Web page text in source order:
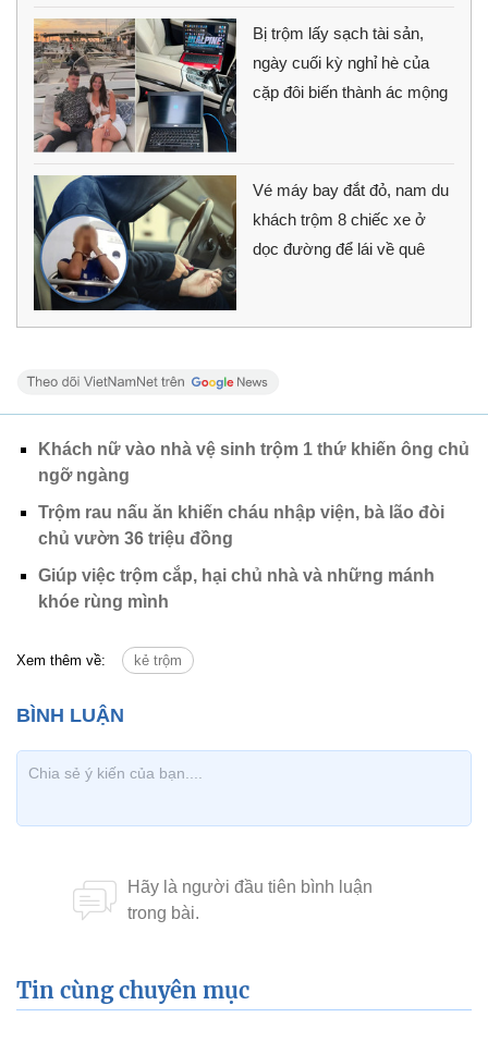
Bị trộm lấy sạch tài sản,
ngày cuối kỳ nghỉ hè của
cặp đôi biến thành ác mộng
Vé máy bay đắt đỏ, nam du
khách trộm 8 chiếc xe ở
dọc đường để lái về quê
Khách nữ vào nhà vệ sinh trộm 1 thứ khiến ông chủ
ngỡ ngàng
Trộm rau nấu ăn khiến cháu nhập viện, bà lão đòi
chủ vườn 36 triệu đồng
Giúp việc trộm cắp, hại chủ nhà và những mánh
khóe rùng mình
Xem thêm về: kẻ trộm
Tin cùng chuyên mục